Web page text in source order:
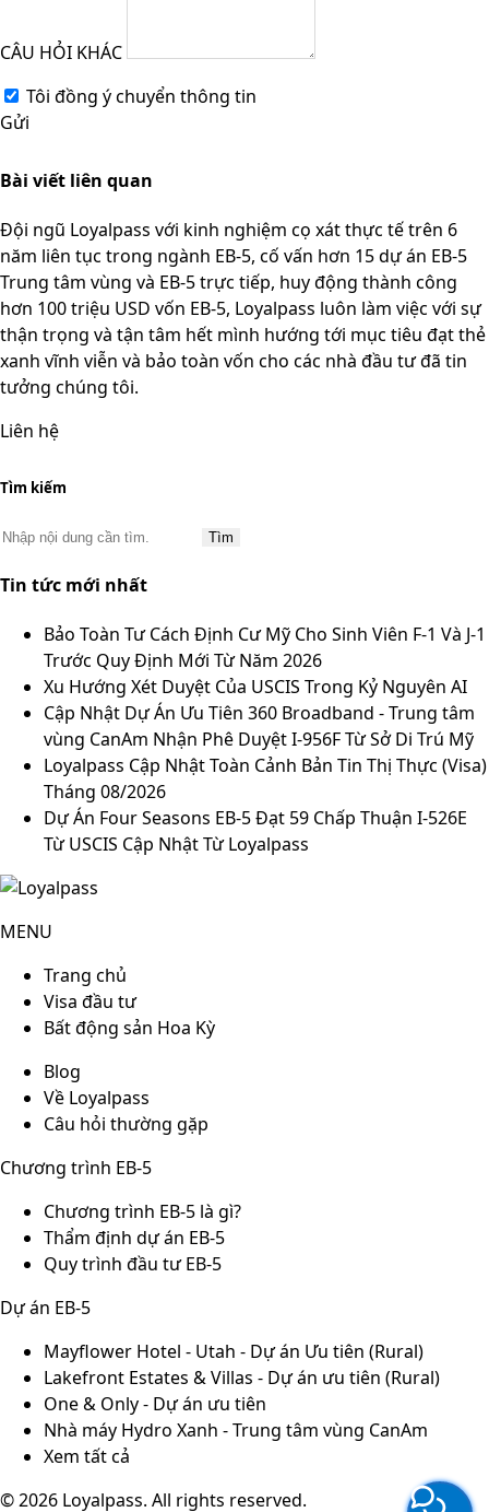
CÂU HỎI KHÁC
Tôi đồng ý chuyển thông tin
Gửi
Bài viết liên quan
Đội ngũ Loyalpass với kinh nghiệm cọ xát thực tế trên 6
năm liên tục trong ngành EB-5, cố vấn hơn 15 dự án EB-5
Trung tâm vùng và EB-5 trực tiếp, huy động thành công
hơn 100 triệu USD vốn EB-5, Loyalpass luôn làm việc với sự
thận trọng và tận tâm hết mình hướng tới mục tiêu đạt thẻ
xanh vĩnh viễn và bảo toàn vốn cho các nhà đầu tư đã tin
tưởng chúng tôi.
Liên hệ
Tìm kiếm
Tin tức mới nhất
Bảo Toàn Tư Cách Định Cư Mỹ Cho Sinh Viên F-1 Và J-1
Trước Quy Định Mới Từ Năm 2026
Xu Hướng Xét Duyệt Của USCIS Trong Kỷ Nguyên AI
Cập Nhật Dự Án Ưu Tiên 360 Broadband - Trung tâm
vùng CanAm Nhận Phê Duyệt I-956F Từ Sở Di Trú Mỹ
Loyalpass Cập Nhật Toàn Cảnh Bản Tin Thị Thực (Visa)
Tháng 08/2026
Dự Án Four Seasons EB-5 Đạt 59 Chấp Thuận I-526E
Từ USCIS Cập Nhật Từ Loyalpass
MENU
Trang chủ
Visa đầu tư
Bất động sản Hoa Kỳ
Blog
Về Loyalpass
Câu hỏi thường gặp
Chương trình EB-5
Chương trình EB-5 là gì?
Thẩm định dự án EB-5
Quy trình đầu tư EB-5
Dự án EB-5
Mayflower Hotel - Utah - Dự án Ưu tiên (Rural)
Lakefront Estates & Villas - Dự án ưu tiên (Rural)
One & Only - Dự án ưu tiên
Nhà máy Hydro Xanh - Trung tâm vùng CanAm
Xem tất cả
© 2026 Loyalpass. All rights reserved.